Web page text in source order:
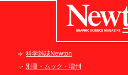
科学雑誌Newton
別冊・ムック・増刊